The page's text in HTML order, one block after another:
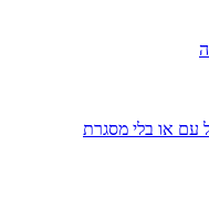
עם או בלי מסגרת